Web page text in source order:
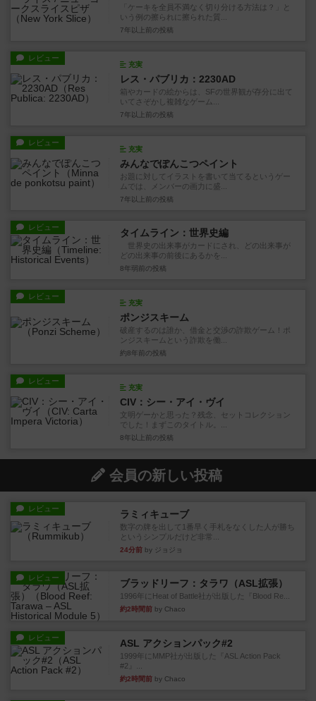
「ケーキを全員不満なく切り分ける方法は？」と
いう例の擦られに擦られた質...
7年以上前 の投稿
レビュー
充実
レス・パブリカ：2230AD
箱やカードの絵からは、SFの世界観が存分に出て
いてさぞかし複雑なゲーム...
7年以上前 の投稿
レビュー
充実
みんなでぽんこつペイント
お題に対してイラストを書いて当てるというゲー
ムでは、メンバーの画力に盛...
7年以上前 の投稿
レビュー タイムライン：世界史編
世界史の出来事がカードにされ、どの出来事が
どの出来事の前後にあるかを...
8年弱前 の投稿
レビュー
充実
ポンジスキーム
破産するのは誰か、借金と交渉の詐欺ゲーム！ポ
ンジスキームという詐欺を働...
約8年前 の投稿
レビュー
充実
CIV：シー・アイ・ヴイ
文明ゲーかと思った？残念、セットコレクション
でした！まずこのタイトル。...
8年以上前 の投稿
会員の新しい投稿
レビュー ラミィキューブ
数字の牌を出して1番早く手札をなくした人が勝ち
というシンプルだけど非常...
24分前 by ジョジョ
レビュー
ブラッドリーフ：タラワ（ASL拡張）
1996年にHeat of Battle社が出版した『Blood Re...
約2時間前 by Chaco
レビュー ASL アクションパック#2
1999年にMMP社が出版した『ASL Action Pack
#2』...
約2時間前 by Chaco